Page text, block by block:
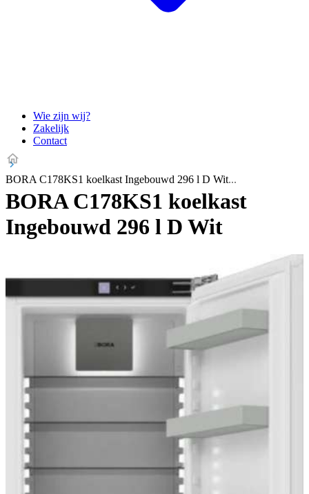
Wie zijn wij?
Zakelijk
Contact
BORA C178KS1 koelkast Ingebouwd 296 l D Wit
BORA C178KS1 koelkast
Ingebouwd 296 l D Wit